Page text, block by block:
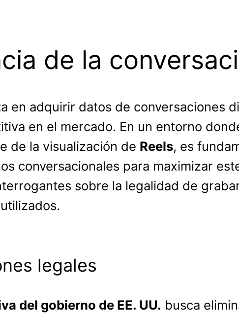
de la
en adquirir datos de conversaciones
en el mercado. En un entorno
de la visualización de Reels, es
conversacionales para maximizar
sobre la legalidad de
legales
del gobierno de EE. UU. busca